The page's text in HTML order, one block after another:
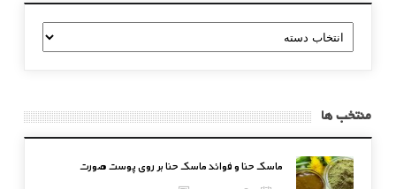
دسته
بندی
منتخب ها
ماسک حنا و فوائد ماسک حنا بر روی پوست صورت